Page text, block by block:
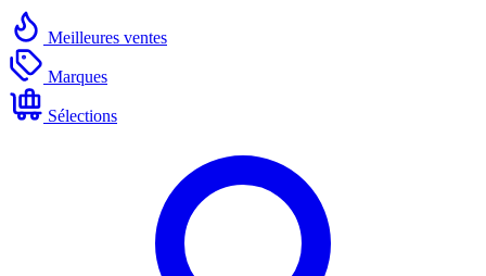
Meilleures ventes
Marques
Sélections